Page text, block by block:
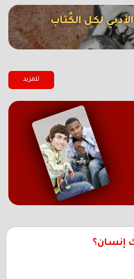
لكل الكُتاب
للمزيد
إنسان؟